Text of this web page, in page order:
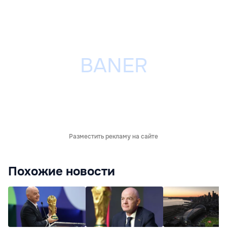
Разместить рекламу на сайте
Похожие новости